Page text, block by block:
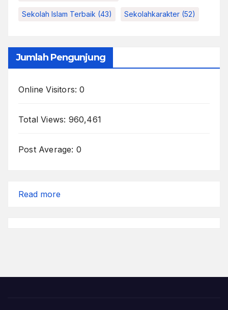
Sekolah Islam Terbaik (43) Sekolahkarakter (52)
Jumlah Pengunjung
Online Visitors:0
Total Views: 960,461
Post Average: 0
Read more